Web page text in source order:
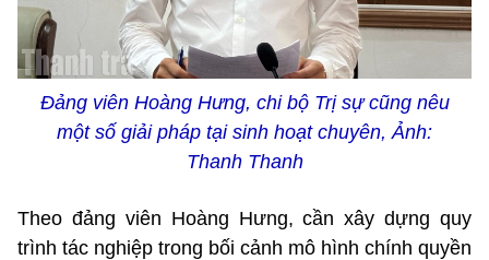
Đảng viên Hoàng Hưng, chi bộ Trị sự cũng nêu
một số giải pháp tại sinh hoạt chuyên, Ảnh:
Thanh Thanh
Theo đảng viên Hoàng Hưng, cần xây dựng quy
trình tác nghiệp trong bối cảnh mô hình chính quyền